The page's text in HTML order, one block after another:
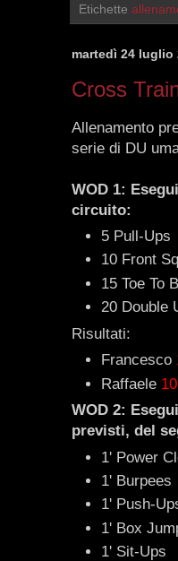
Etichette
martedì 24 luglio
Cross
Allenamento
serie di DU
WOD 1:
circuito:
5 Pull-Ups
10 Front
15 Toe To
20 Double
Risultati:
Francesco
Raffaele
WOD 2:
previsti, del
1' Power
1' Burpees
1' Push-
1' Box
1' Sit-Ups